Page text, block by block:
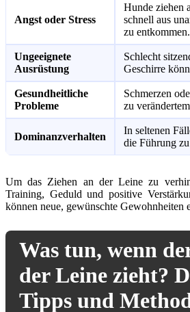
Angst oder Stress
Hunde ziehen
schnell aus
zu entkommen.
Ungeeignete
Ausrüstung
Schlecht
Geschirre
Gesundheitliche
Probleme
Schmerzen
zu
Dominanzverhalten
In seltenen
die Führung
Um das Ziehen an der Leine zu
Training, Geduld und positive
können neue, gewünschte Gewohnheiten
Was tun, wenn
der Leine zieht?
Tipps und